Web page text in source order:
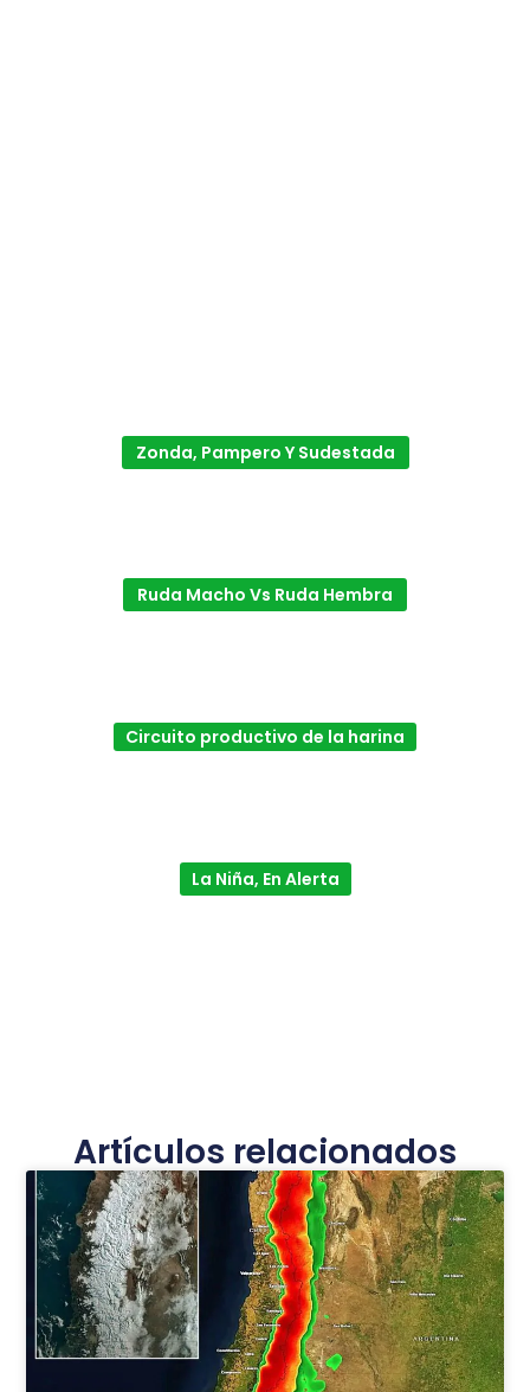
Zonda, Pampero Y Sudestada
Ruda Macho Vs Ruda Hembra
Circuito productivo de la harina
La Niña, En Alerta
Artículos relacionados